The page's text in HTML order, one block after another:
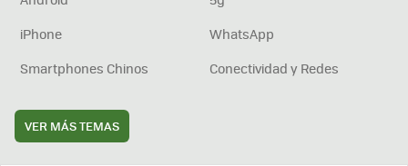
iPhone
WhatsApp
Smartphones Chinos
Conectividad y Redes
VER MÁS TEMAS